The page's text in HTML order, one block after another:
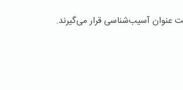
عنوان آسیب‌شناسی قرار می‌گیرند.